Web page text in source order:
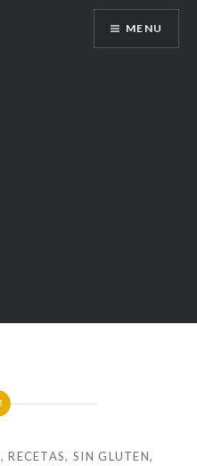
MENU
,RECETAS,SIN GLUTEN,